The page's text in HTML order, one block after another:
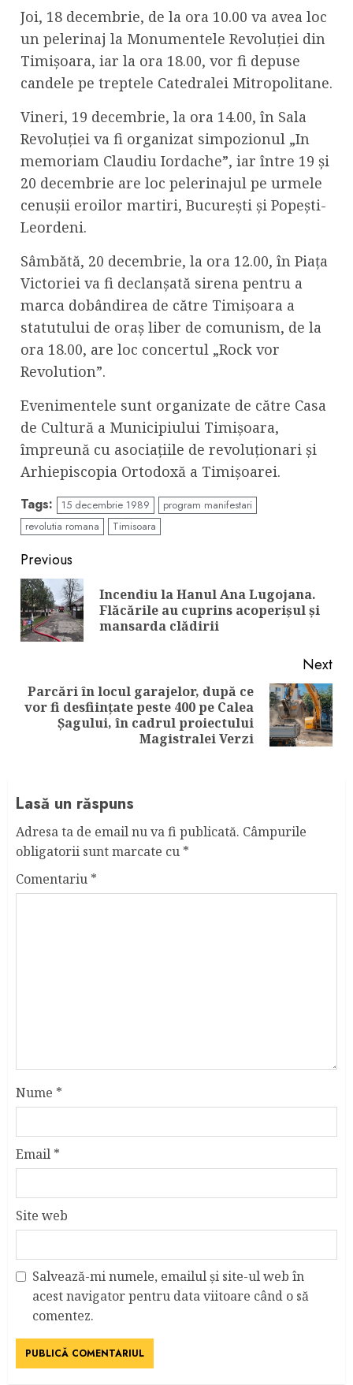
Joi, 18 decembrie, de la ora 10.00 va avea loc
un pelerinaj la Monumentele Revoluției din
Timișoara, iar la ora 18.00, vor fi depuse
candele pe treptele Catedralei Mitropolitane.
Vineri, 19 decembrie, la ora 14.00, în Sala
Revoluției va fi organizat simpozionul „In
memoriam Claudiu Iordache”, iar între 19 și
20 decembrie are loc pelerinajul pe urmele
cenușii eroilor martiri, București și Popești-
Leordeni.
Sâmbătă, 20 decembrie, la ora 12.00, în Piața
Victoriei va fi declanșată sirena pentru a
marca dobândirea de către Timișoara a
statutului de oraș liber de comunism, de la
ora 18.00, are loc concertul „Rock vor
Revolution”.
Evenimentele sunt organizate de către Casa
de Cultură a Municipiului Timișoara,
împreună cu asociațiile de revoluționari și
Arhiepiscopia Ortodoxă a Timișoarei.
Tags: 15 decembrie 1989
program manifestari
revolutia romana
Timisoara
Continue
Reading
Previous
Incendiu la Hanul Ana Lugojana.
Flăcările au cuprins acoperișul și
mansarda clădirii
Next
Next
Parcări în locul garajelor, după ce
vor fi desființate peste 400 pe Calea
Șagului, în cadrul proiectului
Magistralei Verzi
Lasă un răspuns
Adresa ta de email nu va fi publicată. Câmpurile
obligatorii sunt marcate cu *
Comentariu *
Nume *
Email *
Site web
Salvează-mi numele, emailul și site-ul web în
acest navigator pentru data viitoare când o să
comentez.